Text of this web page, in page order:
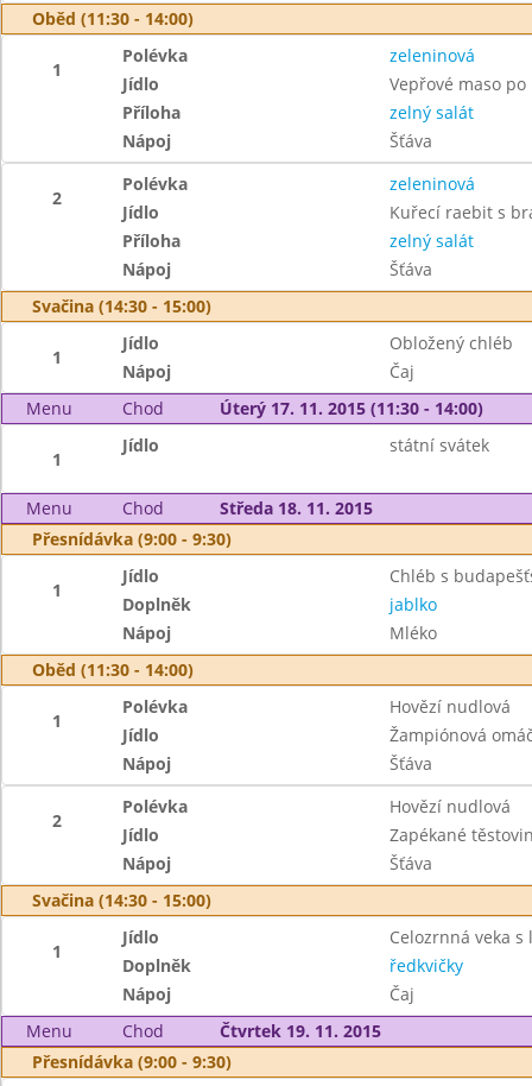
Oběd (11:30 - 14:00)
1
Polévka
zeleninová
Jídlo
Vepřové maso
Příloha
zelný salát
Nápoj
Šťáva
2
Polévka
zeleninová
Jídlo
Kuřecí raebit s
Příloha
zelný salát
Nápoj
Šťáva
Svačina (14:30 - 15:00)
1
Jídlo
Obložený chléb
Nápoj
Čaj
Menu
Chod Úterý 17. 11. 2015 (11:30 - 14:00)
1
Jídlo státní svátek
Menu Chod
Středa 18. 11. 2015
Přesnídávka (9:00 - 9:30)
1
Jídlo
Chléb s
Doplněk
jablko
Nápoj
Mléko
Oběd (11:30 - 14:00)
1
Polévka
Hovězí nudlová
Jídlo
Žampiónová
Nápoj
Šťáva
2
Polévka
Hovězí nudlová
Jídlo
Zapékané
Nápoj
Šťáva
Svačina (14:30 - 15:00)
1
Jídlo
Celozrnná veka s
Doplněk
ředkvičky
Nápoj
Čaj
Menu
Chod
Čtvrtek 19. 11. 2015
Přesnídávka (9:00 - 9:30)